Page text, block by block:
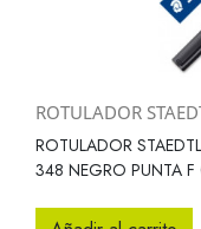
ROTULADOR
ROTULADOR
348 NEGRO PUNTA